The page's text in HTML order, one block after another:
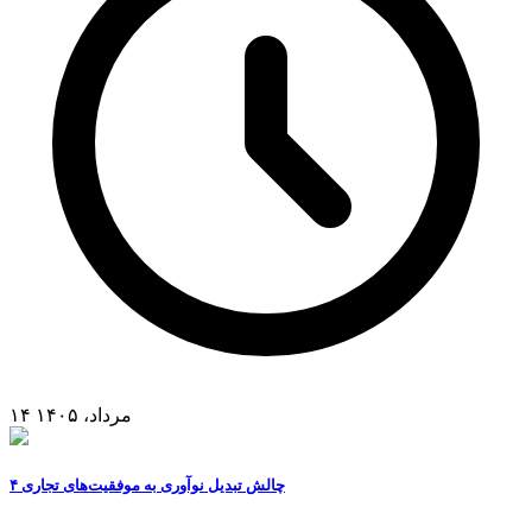
۱۴ مرداد، ۱۴۰۵
۴ چالش تبدیل نوآوری به موفقیت‌های تجاری